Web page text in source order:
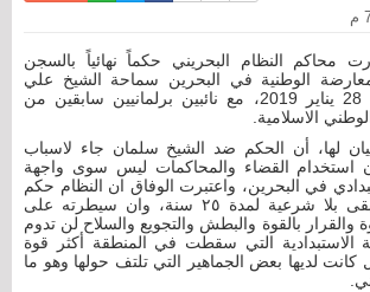
محاكم النظام البحريني حكماً نهائياً بالسجن
الوطنية في البحرين سماحة الشيخ علي
سلمان اليوم الاثنين 28 يناير 2019، مع نائبين برلمانيين سابقين من
الاسلامية.
لها، أن الحكم ضد الشيخ سلمان جاء لاسباب
استخدام القضاء والمحاكمات ليس سوى واجهة
في البحرين، واعتبرت الوفاق ان النظام حكم
على نفسه بأنه سيبقى بلا شرعية لمدة ٢٥ سنة، وان سيطرته على
والقرار بالقوة والبطش والتجويع والسلاح لن تدوم
الاستبدادية التي سقطت في المنطقة أكثر قوة
كانت لديها بعض الجماهير التي تلتف حولها وهو ما